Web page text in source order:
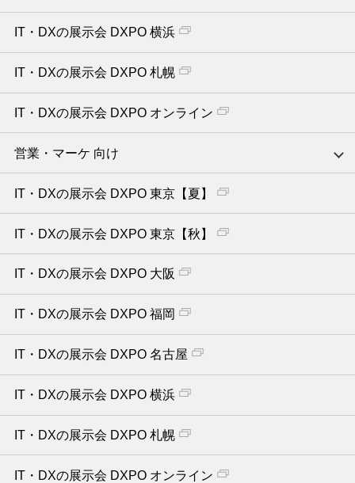
IT・DXの展示会 DXPO 横浜
IT・DXの展示会 DXPO 札幌
IT・DXの展示会 DXPO オンライン
営業・マーケ 向け
IT・DXの展示会 DXPO 東京【夏】
IT・DXの展示会 DXPO 東京【秋】
IT・DXの展示会 DXPO 大阪
IT・DXの展示会 DXPO 福岡
IT・DXの展示会 DXPO 名古屋
IT・DXの展示会 DXPO 横浜
IT・DXの展示会 DXPO 札幌
IT・DXの展示会 DXPO オンライン